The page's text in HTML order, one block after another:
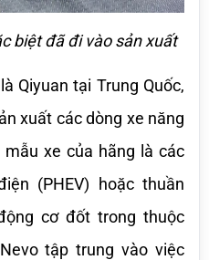
biệt đã đi vào sản xuất
Qiyuan tại Trung Quốc,
xuất các dòng xe năng
xe của hãng là các
(PHEV) hoặc thuần
cơ đốt trong thuộc
tập trung vào việc